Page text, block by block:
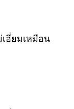
อี่ยมเหมือน